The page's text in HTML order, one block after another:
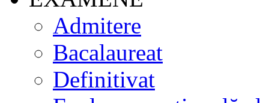
Admitere
Bacalaureat
Definitivat